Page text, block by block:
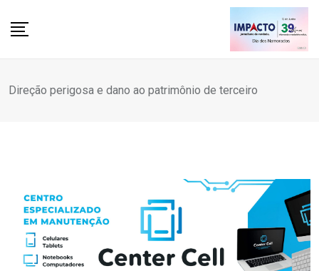
Direção perigosa e dano ao patrimônio de terceiro